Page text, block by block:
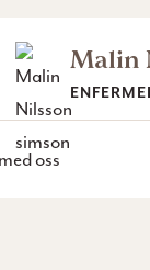
Malin
oss